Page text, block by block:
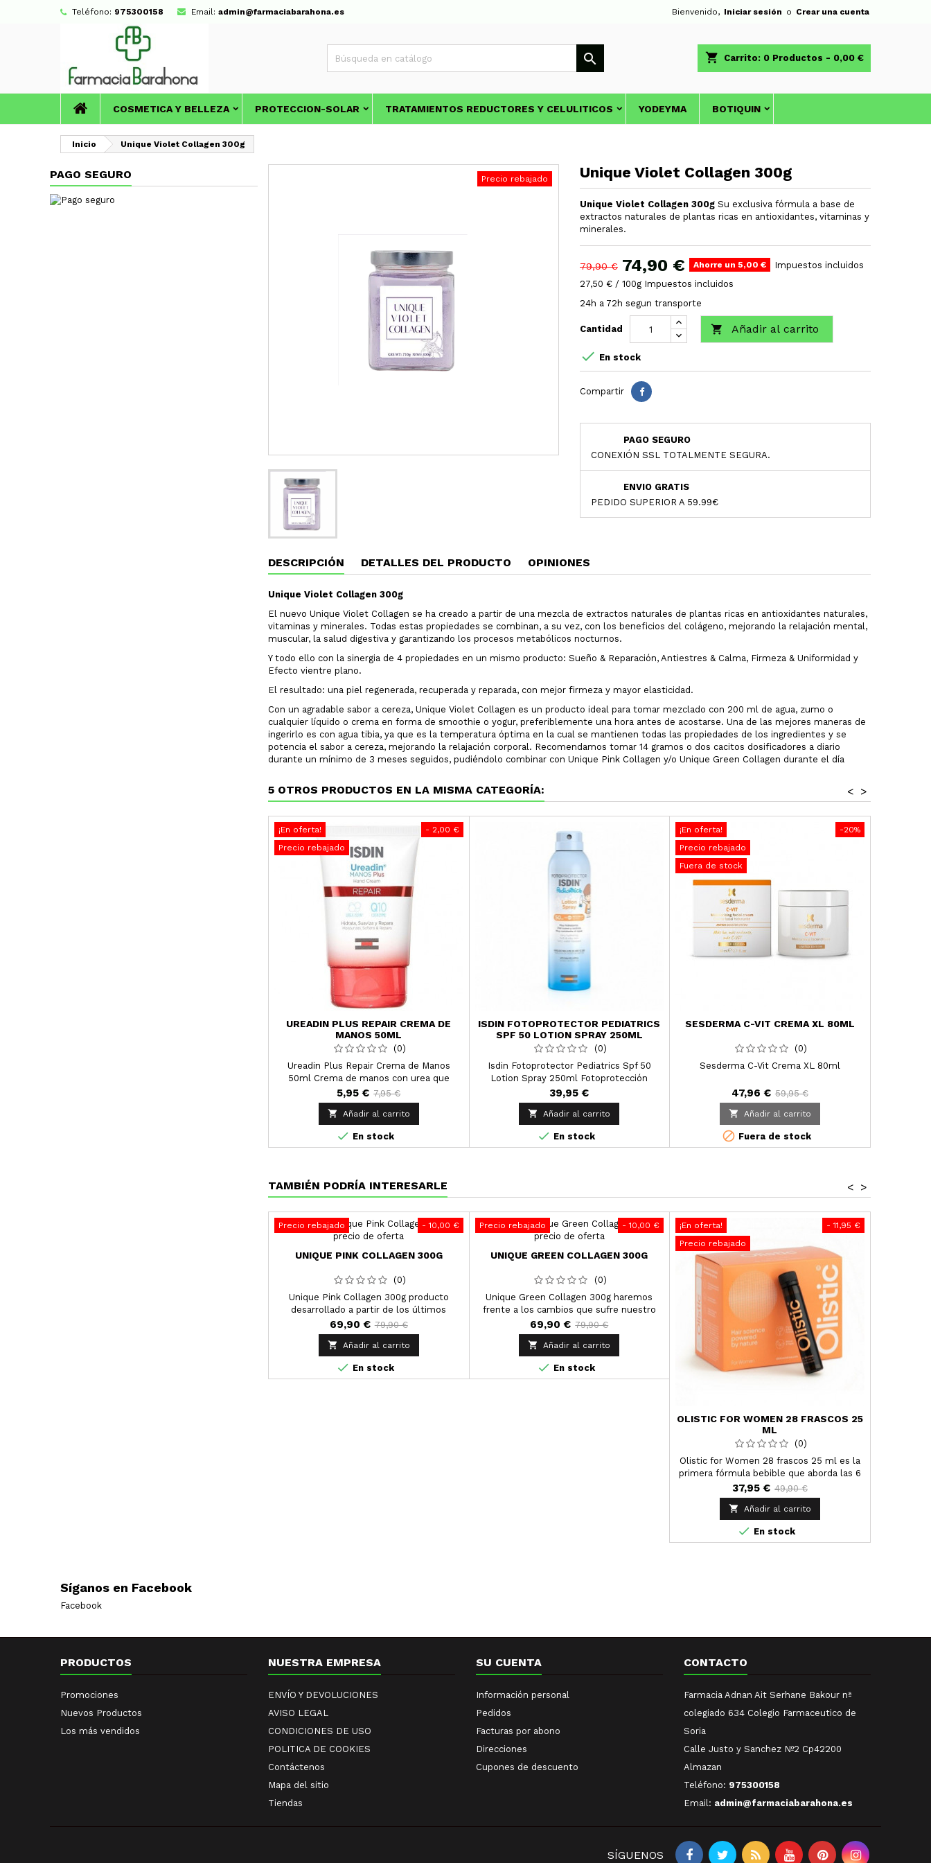
Teléfono: 975300158 Email: admin@farmaciabarahona.es Bienvenido, Iniciar sesión o Crear una cuenta
shopping_cart Carrito: 0 Productos - 0,00 €

COSMETICA Y BELLEZA PROTECCION-SOLAR TRATAMIENTOS REDUCTORES Y CELULITICOS YODEYMA BOTIQUIN
Inicio Unique Violet Collagen 300g
PAGO SEGURO Precio rebajado Unique Violet Collagen 300g
Unique Violet Collagen 300g Su exclusiva fórmula a base de
extractos naturales de plantas ricas en antioxidantes, vitaminas y
minerales.
79,90 € 74,90 € Ahorre un 5,00 €
Impuestos incluidos
27,50 € / 100g Impuestos incluidos
24h a 72h segun transporte
Cantidad  Añadir al carrito
 En stock
Compartir
PAGO SEGURO
CONEXIÓN SSL TOTALMENTE SEGURA.
ENVIO GRATIS
PEDIDO SUPERIOR A 59.99€
DESCRIPCIÓN DETALLES DEL PRODUCTO OPINIONES
Unique Violet Collagen 300g
El nuevo Unique Violet Collagen se ha creado a partir de una mezcla de extractos naturales de plantas ricas en antioxidantes naturales,
vitaminas y minerales. Todas estas propiedades se combinan, a su vez, con los beneficios del colágeno, mejorando la relajación mental,
muscular, la salud digestiva y garantizando los procesos metabólicos nocturnos.
Y todo ello con la sinergia de 4 propiedades en un mismo producto: Sueño & Reparación, Antiestres & Calma, Firmeza & Uniformidad y
Efecto vientre plano.
El resultado: una piel regenerada, recuperada y reparada, con mejor firmeza y mayor elasticidad.
Con un agradable sabor a cereza, Unique Violet Collagen es un producto ideal para tomar mezclado con 200 ml de agua, zumo o
cualquier líquido o crema en forma de smoothie o yogur, preferiblemente una hora antes de acostarse. Una de las mejores maneras de
ingerirlo es con agua tibia, ya que es la temperatura óptima en la cual se mantienen todas las propiedades de los ingredientes y se
potencia el sabor a cereza, mejorando la relajación corporal. Recomendamos tomar 14 gramos o dos cacitos dosificadores a diario
durante un mínimo de 3 meses seguidos, pudiéndolo combinar con Unique Pink Collagen y/o Unique Green Collagen durante el día
5 OTROS PRODUCTOS EN LA MISMA CATEGORÍA: >
<
- 2,00 €
¡En oferta!
Precio rebajado
UREADIN PLUS REPAIR CREMA DE
MANOS 50ML
(0)
Ureadin Plus Repair Crema de Manos
50ml Crema de manos con urea que
hidrata en profundidad y repara.
5,95 € 7,95 €

Añadir al carrito
 En stock
ISDIN FOTOPROTECTOR PEDIATRICS
SPF 50 LOTION SPRAY 250ML
(0)
Isdin Fotoprotector Pediatrics Spf 50
Lotion Spray 250ml Fotoprotección
hidratante de absorción inmediata para la
piel del niño.
39,95 €
 Añadir al carrito
 En stock
-20%
¡En oferta!
Precio rebajado
Fuera de stock
SESDERMA C-VIT CREMA XL 80ML
(0)
Sesderma C-Vit Crema XL 80ml
47,96 € 59,95 €

Añadir al carrito
 Fuera de stock
TAMBIÉN PODRÍA INTERESARLE >
<
- 10,00 €
Precio rebajado
UNIQUE PINK COLLAGEN 300G
(0)
Unique Pink Collagen 300g producto
desarrollado a partir de los últimos
avances en tecnología de cosmética y
belleza para el cuidado de la salud.
69,90 € 79,90 €

Añadir al carrito
 En stock
- 10,00 €
Precio rebajado
UNIQUE GREEN COLLAGEN 300G
(0)
Unique Green Collagen 300g haremos
frente a los cambios que sufre nuestro
organismo.
69,90 € 79,90 €

Añadir al carrito
 En stock
- 11,95 €
¡En oferta!
Precio rebajado
OLISTIC FOR WOMEN 28 FRASCOS 25
ML
(0)
Olistic for Women 28 frascos 25 ml es la
primera fórmula bebible que aborda las 6
causas principales que afectan a la salud,
el debilitamiento y la caída del
cabello(predisposición genética y cambios
hormonales,déficits nutricionales,
inflamación crónica, factores ambientales,
37,95 € 49,90 €

Añadir al carrito
 En stock
Síganos en Facebook
Facebook
PRODUCTOS
Promociones
Nuevos Productos
Los más vendidos
NUESTRA EMPRESA
ENVÍO Y DEVOLUCIONES
AVISO LEGAL
CONDICIONES DE USO
POLITICA DE COOKIES
Contáctenos
Mapa del sitio
Tiendas
SU CUENTA
Información personal
Pedidos
Facturas por abono
Direcciones
Cupones de descuento
CONTACTO
Farmacia Adnan Ait Serhane Bakour nª
colegiado 634 Colegio Farmaceutico de
Soria
Calle Justo y Sanchez Nº2 Cp42200
Almazan
Teléfono: 975300158
Email: admin@farmaciabarahona.es
SÍGUENOS